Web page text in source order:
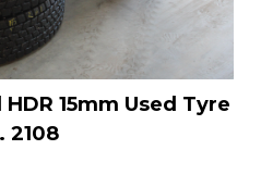
15mm Used Tyre
2108